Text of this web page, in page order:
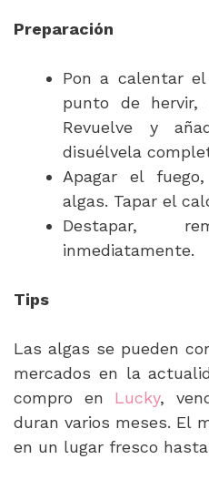
Preparación
Pon a calentar
punto de hervir,
Revuelve y
disuélvela
Apagar el
algas. Tapar el
Destapar,
inmediatamente.
Tips
Las algas se pueden
mercados en la
compro en Lucky,
duran varios meses. El
en un lugar fresco